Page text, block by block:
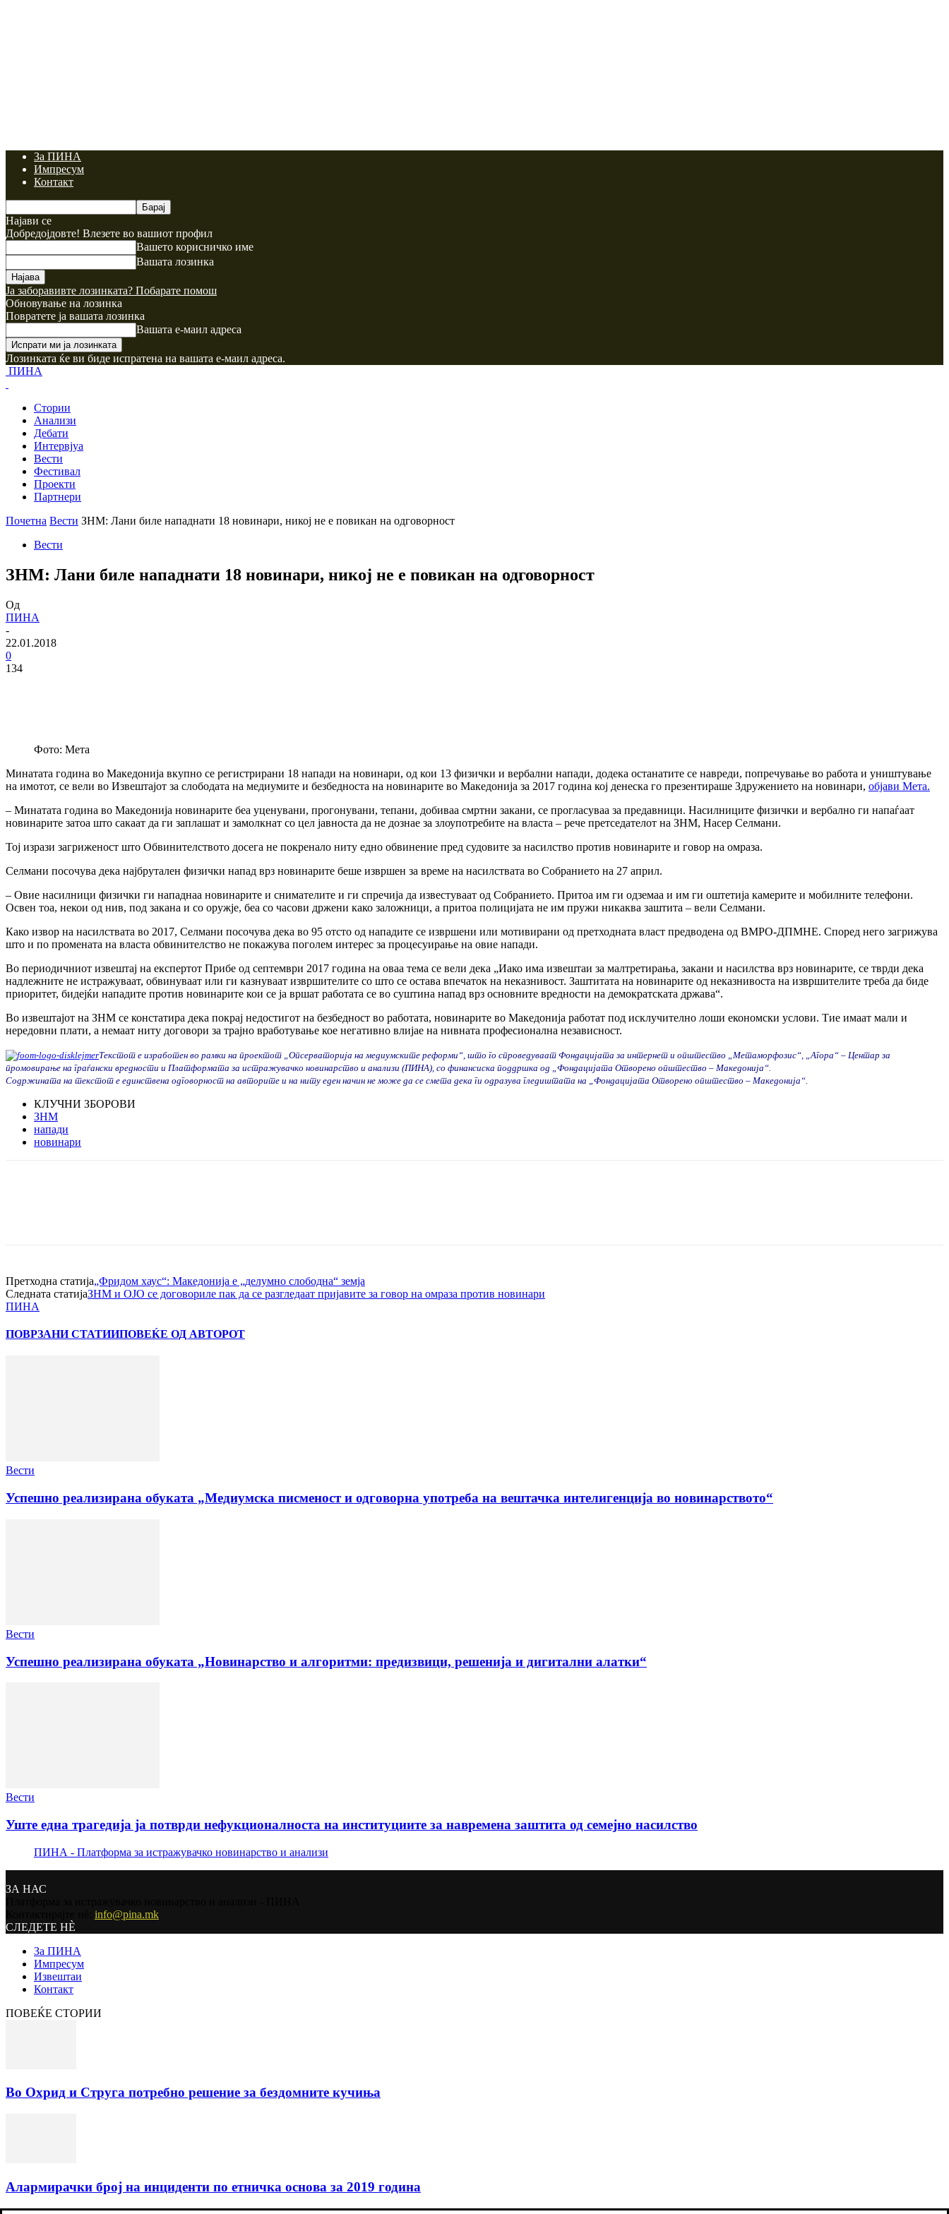
За ПИНА
Импресум
Контакт
Најави се
Добредојдовте! Влезете во вашиот профил
Вашето корисничко име
Вашата лозинка
Ја заборавивте лозинката? Побарате помош
Обновување на лозинка
Повратете ја вашата лозинка
Вашата е-маил адреса
Лозинката ќе ви биде испратена на вашата е-маил адреса.
ПИНА
Стории
Анализи
Дебати
Интервјуа
Вести
Фестивал
Проекти
Партнери
Почетна Вести ЗНМ: Лани биле нападнати 18 новинари, никој не е повикан на одговорност
Вести
ЗНМ: Лани биле нападнати 18 новинари, никој не е повикан на одговорност
Од
ПИНА
-
22.01.2018
0
134
Фото: Мета
Минатата година во Македонија вкупно се регистрирани 18 напади на новинари, од кои 13 физички и вербални напади, додека останатите се навреди, попречување во работа и уништување
на имотот, се вели во Извештајот за слободата на медиумите и безбедноста на новинарите во Македонија за 2017 година кој денеска го презентираше Здружението на новинари, објави Мета.
– Минатата година во Македонија новинарите беа уценувани, прогонувани, тепани, добиваа смртни закани, се прогласуваа за предавници. Насилниците физички и вербално ги напаѓаат
новинарите затоа што сакаат да ги заплашат и замолкнат со цел јавноста да не дознае за злоупотребите на власта – рече претседателот на ЗНМ, Насер Селмани.
Тој изрази загриженост што Обвинителството досега не покренало ниту едно обвинение пред судовите за насилство против новинарите и говор на омраза.
Селмани посочува дека најбрутален физички напад врз новинарите беше извршен за време на насилствата во Собранието на 27 април.
– Овие насилници физички ги нападнаа новинарите и снимателите и ги спречија да известуваат од Собранието. Притоа им ги одземаа и им ги оштетија камерите и мобилните телефони.
Освен тоа, некои од нив, под закана и со оружје, беа со часови држени како заложници, а притоа полицијата не им пружи никаква заштита – вели Селмани.
Како извор на насилствата во 2017, Селмани посочува дека во 95 отсто од нападите се извршени или мотивирани од претходната власт предводена од ВМРО-ДПМНЕ. Според него загрижува
што и по промената на власта обвинителство не покажува поголем интерес за процесуирање на овие напади.
Во периодичниот извештај на експертот Прибе од септември 2017 година на оваа тема се вели дека „Иако има извештаи за малтретирања, закани и насилства врз новинарите, се тврди дека
надлежните не истражуваат, обвинуваат или ги казнуваат извршителите со што се остава впечаток на неказнивост. Заштитата на новинарите од неказнивоста на извршителите треба да биде
приоритет, бидејќи нападите против новинарите кои се ја вршат работата се во суштина напад врз основните вредности на демократската држава“.
Во извештајот на ЗНМ се констатира дека покрај недостигот на безбедност во работата, новинарите во Македонија работат под исклучително лоши економски услови. Тие имаат мали и
нередовни плати, а немаат ниту договори за трајно вработување кое негативно влијае на нивната професионална независност.
Текстот е изработен во рамки на проектот „Опсерваторија на медиумските реформи“, што го спроведуваат Фондацијата за интернет и општество „Метаморфозис“, „Агора“ – Центар за
промовирање на граѓански вредности и Платформата за истражувачко новинарство и анализи (ПИНА), со финансиска поддршка од „Фондацијата Отворено општество – Македонија“.
Содржината на текстот е единствена одговорност на авторите и на ниту еден начин не може да се смета дека ги одразува гледиштата на „Фондацијата Отворено општество – Македонија“.
КЛУЧНИ ЗБОРОВИ
ЗНМ
напади
новинари
Претходна статија„Фридом хаус“: Македонија е „делумно слободна“ земја
Следната статијаЗНМ и ОЈО се договориле пак да се разгледаат пријавите за говор на омраза против новинари
ПИНА
ПОВРЗАНИ СТАТИИПОВЕЌЕ ОД АВТОРОТ
Вести
Успешно реализирана обуката „Медиумска писменост и одговорна употреба на вештачка интелигенција во новинарството“
Вести
Успешно реализирана обуката „Новинарство и алгоритми: предизвици, решенија и дигитални алатки“
Вести
Уште една трагедија ја потврди нефукционалноста на институциите за навремена заштита од семејно насилство
ПИНА - Платформа за истражувачко новинарство и анализи
ЗА НАС
info@pina.mk
СЛЕДЕТЕ НЀ
За ПИНА
Импресум
Извештаи
Контакт
ПОВЕЌЕ СТОРИИ
Во Охрид и Струга потребно решение за бездомните кучиња
Алармирачки број на инциденти по етничка основа за 2019 година